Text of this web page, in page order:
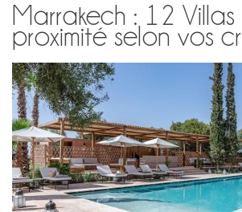
Marrakech : 12
proximité selon vos